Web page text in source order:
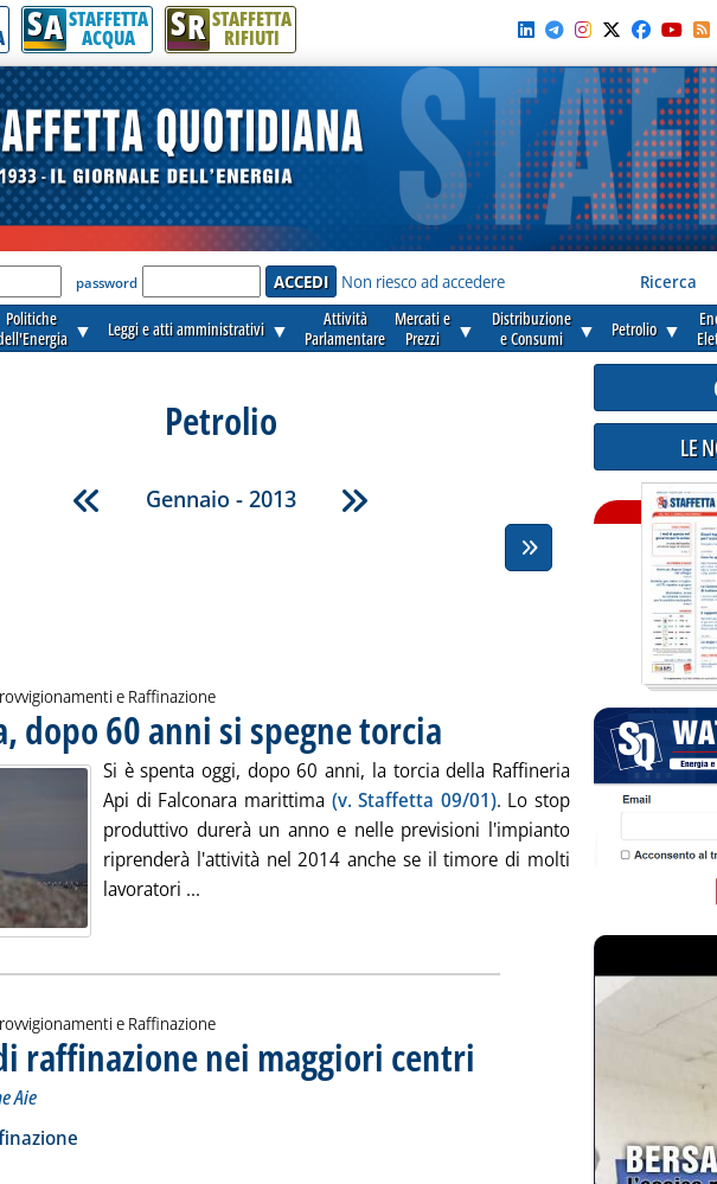
SA STAFFETTA
ACQUA SR STAFFETTA
RIFIUTI
per accedere'
password Non riesco ad accedere Ricerca
Politiche
▼ Leggi e atti amministrativi ▼
Attività
Parlamentare
Mercati e
Prezzi
▼
Distribuzione
e Consumi
▼ Petrolio ▼
Petrolio
Gennaio - 2013
e Raffinazione
dopo 60 anni si spegne torcia . Pubblicata giovedì 31 gennaio 2013 alle 15.7.
Si è spenta oggi, dopo 60 anni, la torcia della Raffineria
Api di Falconara marittima (v. Staffetta 09/01). Lo stop
produttivo durerà un anno e nelle previsioni l'impianto
riprenderà l'attività nel 2014 anche se il timore di molti
lavoratori ... Leggi tutta la notizia: 'Falconara, dopo 60 anni si spegne
e Raffinazione
raffinazione nei maggiori centri . Pubblicata mercoledì 30 gennaio 2013
Aie
'Margini di raffinazione nei maggiori centri '
alla notizia
LE